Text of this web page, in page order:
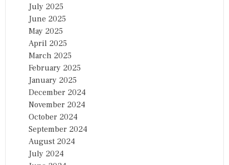
July 2025
June 2025
May 2025
April 2025
March 2025
February 2025
January 2025
December 2024
November 2024
October 2024
September 2024
August 2024
July 2024